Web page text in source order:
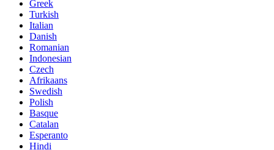
Greek
Turkish
Italian
Danish
Romanian
Indonesian
Czech
Afrikaans
Swedish
Polish
Basque
Catalan
Esperanto
Hindi